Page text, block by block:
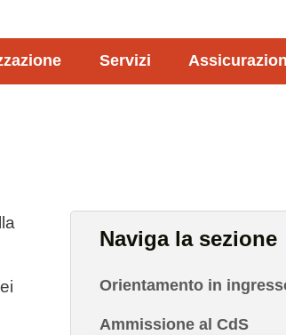
Servizi
Naviga la sezione
Orientamento in
Ammissione al CdS